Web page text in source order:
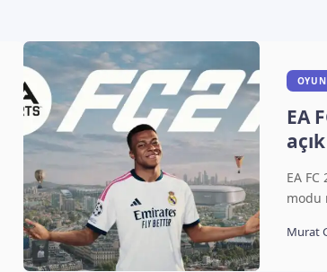
EA
EA
modu
Murat